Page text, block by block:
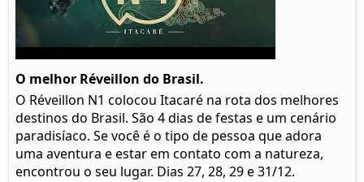
O melhor Réveillon do Brasil.
O Réveillon N1 colocou Itacaré na rota dos melhores
destinos do Brasil. São 4 dias de festas e um cenário
paradisíaco. Se você é o tipo de pessoa que adora
uma aventura e estar em contato com a natureza,
encontrou o seu lugar. Dias 27, 28, 29 e 31/12.